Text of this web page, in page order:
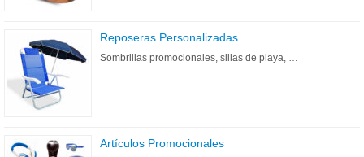
Reposeras Personalizadas
Sombrillas promocionales, sillas de playa, …
Artículos Promocionales